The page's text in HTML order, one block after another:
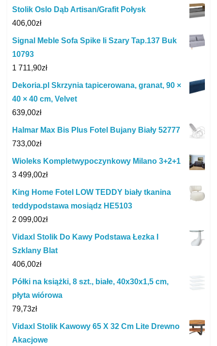
Stolik Oslo Dąb Artisan/Grafit Połysk
406,00zł
Signal Meble Sofa Spike Ii Szary Tap.137 Buk
10793
1 711,90zł
Dekoria.pl Skrzynia tapicerowana, granat, 90 ×
40 × 40 cm, Velvet
639,00zł
Halmar Max Bis Plus Fotel Bujany Biały 52777
733,00zł
Wioleks Kompletwypoczynkowy Milano 3+2+1
3 499,00zł
King Home Fotel LOW TEDDY biały tkanina
teddypodstawa mosiądz HE5103
2 099,00zł
Vidaxl Stolik Do Kawy Podstawa Łezka I
Szklany Blat
406,00zł
Półki na książki, 8 szt., białe, 40x30x1,5 cm,
płyta wiórowa
79,73zł
Vidaxl Stolik Kawowy 65 X 32 Cm Lite Drewno
Akacjowe